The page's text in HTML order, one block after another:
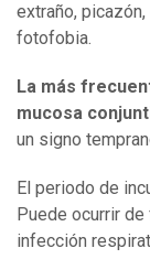
extraño,
fotofobia.
La más
mucosa
un signo
El periodo de
Puede ocurrir
infección